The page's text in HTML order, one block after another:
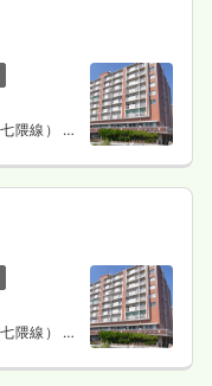
隈線） 徒
隈線） 徒